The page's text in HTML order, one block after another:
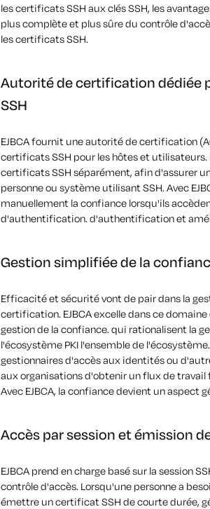
les certificats SSH aux clés SSH, les
plus complète et plus sûre du contrôle
les certificats SSH.
Autorité de certification dédiée
SSH
EJBCAfournit une autorité de certification
certificats SSH pour les hôtes et utilisateurs.
certificats SSH séparément, afin d'assurer
personne ou système utilisant SSH. Avec
manuellement la confiance lorsqu'ils
d'authentification.d'authentificationet
Gestion simplifiée de la
Efficacité et sécurité vont de pair dans la
certification. EJBCA excelle dans ce
gestion de la confiance.qui rationalisent la
l'écosystème PKI l'ensemble de
gestionnaires d'accès aux identités ou
aux organisations d'obtenir un flux de
Avec EJBCA, la confiance devient un
Accès par session et émission
EJBCA prend en charge basé sur la session
contrôle d'accès. Lorsqu'une personne a
émettre un certificatSSH de courte durée,